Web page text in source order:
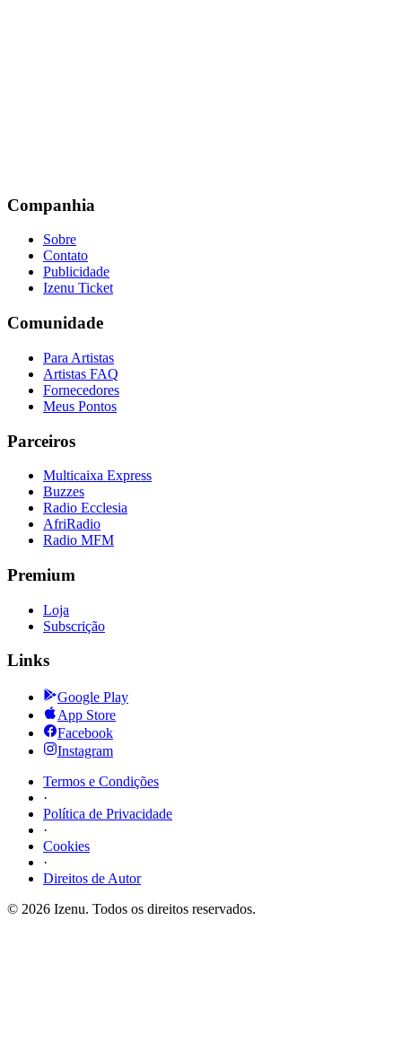
Companhia
Sobre
Contato
Publicidade
Izenu Ticket
Comunidade
Para Artistas
Artistas FAQ
Fornecedores
Meus Pontos
Parceiros
Multicaixa Express
Buzzes
Radio Ecclesia
AfriRadio
Radio MFM
Premium
Loja
Subscrição
Links
Google Play
App Store
Facebook
Instagram
Termos e Condições
·
Política de Privacidade
·
Cookies
·
Direitos de Autor
© 2026 Izenu. Todos os direitos reservados.